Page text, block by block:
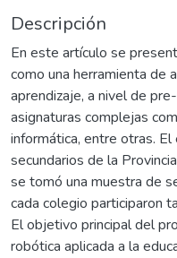
Descripción
En este artículo se
como una herramienta de
aprendizaje, a nivel de
asignaturas complejas
informática, entre otras.
secundarios de la
se tomó una muestra de
cada colegio participaron
El objetivo principal del
robótica aplicada a la